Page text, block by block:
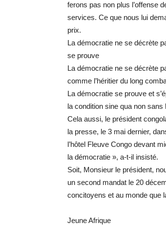
ferons pas non plus l’offense
services. Ce que nous lui
prix.
La démocratie ne se décrète
se prouve
La démocratie ne se décrète
comme l’héritier du long
La démocratie se prouve et
la condition sine qua non sans
Cela aussi, le président
la presse, le 3 mai dernier,
l’hôtel Fleuve Congo devant
la démocratie », a-t-il insisté.
Soit, Monsieur le président,
un second mandat le 20
concitoyens et au monde que
Jeune Afrique